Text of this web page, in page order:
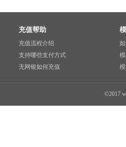
充值帮助
充值流程介绍
支持哪些支付方式
无网银如何充值
©2017